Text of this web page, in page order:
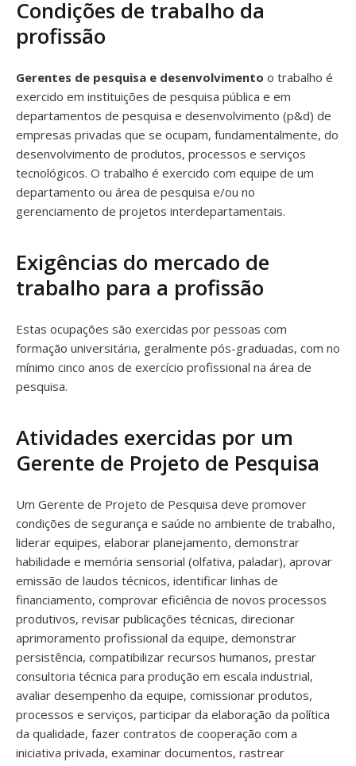
Condições de trabalho da
profissão
Gerentes de pesquisa e desenvolvimento o trabalho é
exercido em instituições de pesquisa pública e em
departamentos de pesquisa e desenvolvimento (p&d) de
empresas privadas que se ocupam, fundamentalmente, do
desenvolvimento de produtos, processos e serviços
tecnológicos. O trabalho é exercido com equipe de um
departamento ou área de pesquisa e/ou no
gerenciamento de projetos interdepartamentais.
Exigências do mercado de
trabalho para a profissão
Estas ocupações são exercidas por pessoas com
formação universitária, geralmente pós-graduadas, com no
mínimo cinco anos de exercício profissional na área de
pesquisa.
Atividades exercidas por um
Gerente de Projeto de Pesquisa
Um Gerente de Projeto de Pesquisa deve promover
condições de segurança e saúde no ambiente de trabalho,
liderar equipes, elaborar planejamento, demonstrar
habilidade e memória sensorial (olfativa, paladar), aprovar
emissão de laudos técnicos, identificar linhas de
financiamento, comprovar eficiência de novos processos
produtivos, revisar publicações técnicas, direcionar
aprimoramento profissional da equipe, demonstrar
persistência, compatibilizar recursos humanos, prestar
consultoria técnica para produção em escala industrial,
avaliar desempenho da equipe, comissionar produtos,
processos e serviços, participar da elaboração da política
da qualidade, fazer contratos de cooperação com a
iniciativa privada, examinar documentos, rastrear